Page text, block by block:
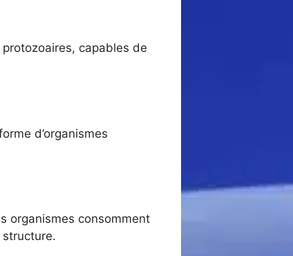
capables de
d’organismes
organismes consomment